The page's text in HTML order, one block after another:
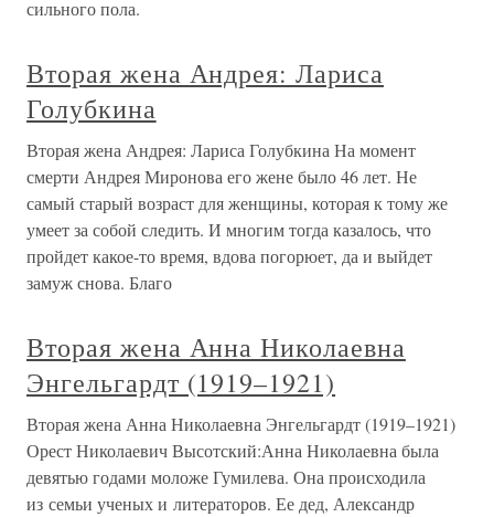
сильного пола.
Вторая жена Андрея: Лариса
Голубкина
Вторая жена Андрея: Лариса Голубкина На момент
смерти Андрея Миронова его жене было 46 лет. Не
самый старый возраст для женщины, которая к тому же
умеет за собой следить. И многим тогда казалось, что
пройдет какое-то время, вдова погорюет, да и выйдет
замуж снова. Благо
Вторая жена Анна Николаевна
Энгельгардт (1919–1921)
Вторая жена Анна Николаевна Энгельгардт (1919–1921)
Орест Николаевич Высотский:Анна Николаевна была
девятью годами моложе Гумилева. Она происходила
из семьи ученых и литераторов. Ее дед, Александр